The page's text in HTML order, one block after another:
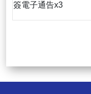
簽電子通告x3